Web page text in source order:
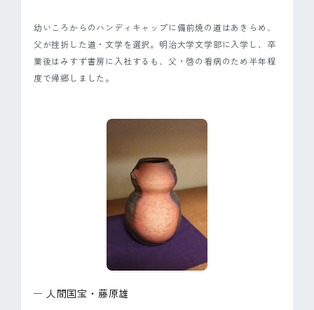
幼いころからのハンディキャップに備前焼の道はあきらめ、
父が挫折した道・文学を選択。明治大学文学部に入学し、卒
業後はみすず書房に入社するも、父・啓の看病のため半年程
度で帰郷しました。
人間国宝・藤原雄